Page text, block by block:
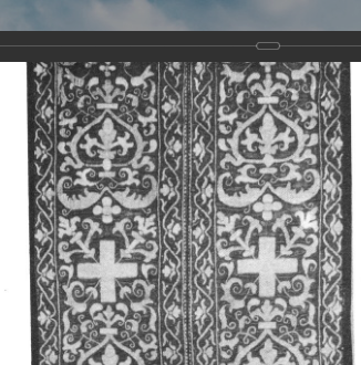
Земли
Сайт создан по
и
Галерея